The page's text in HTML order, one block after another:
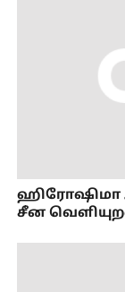
ஹிரோஷிமா
சீன